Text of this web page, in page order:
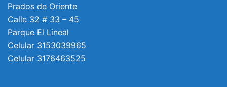
Prados de Oriente
Calle 32 # 33 – 45
Parque El Lineal
Celular 3153039965
Celular 3176463525